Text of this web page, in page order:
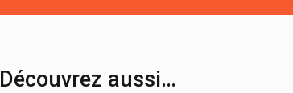
Découvrez aussi…